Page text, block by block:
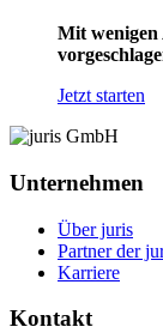
Mit wenigen
Jetzt starten
Unternehmen
Über juris
Partner der
Karriere
Kontakt